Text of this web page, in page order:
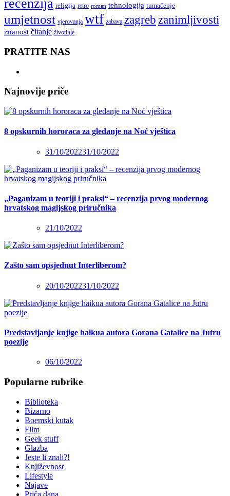
recenzija religija retro roman tehnologija tumačenje
umjetnost vjerovanja wtf zabava zagreb zanimljivosti
znanost čitanje životinje
PRATITE NAS
Najnovije priče
8 opskurnih hororaca za gledanje na Noć vještica
31/10/202231/10/2022
„Paganizam u teoriji i praksi“ – recenzija prvog modernog
hrvatskog magijskog priručnika
21/10/2022
Zašto sam opsjednut Interliberom?
20/10/202231/10/2022
Predstavljanje knjige haikua autora Gorana Gatalice na Jutru
poezije
06/10/2022
Popularne rubrike
Biblioteka
Bizarno
Boemski kutak
Film
Geek stuff
Glazba
Jeste li znali?!
Književnost
Lifestyle
Najave
Priča dana